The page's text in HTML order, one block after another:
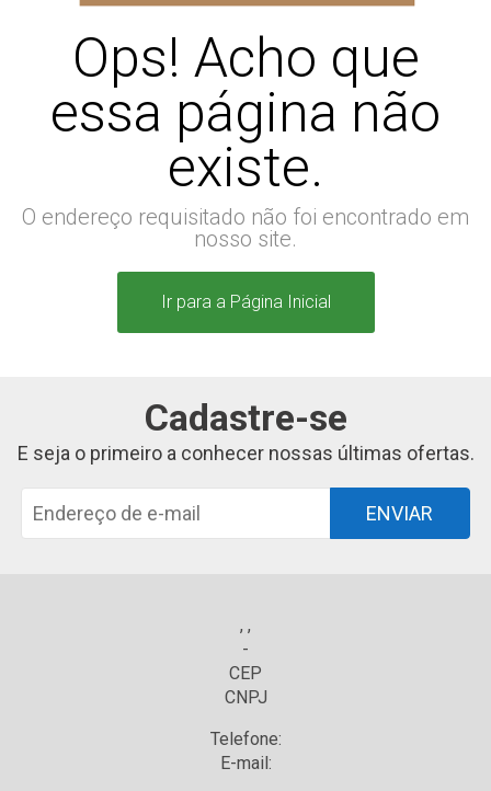
Ops! Acho que
essa página não
existe.
O endereço requisitado não foi encontrado em
nosso site.
Ir para a Página Inicial
Cadastre-se
E seja o primeiro a conhecer nossas últimas ofertas.
ENVIAR
, ,
-
CEP
CNPJ
Telefone:
E-mail: